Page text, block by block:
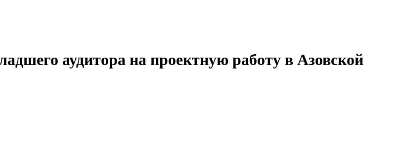
аудитора на проектную работу в Азовской